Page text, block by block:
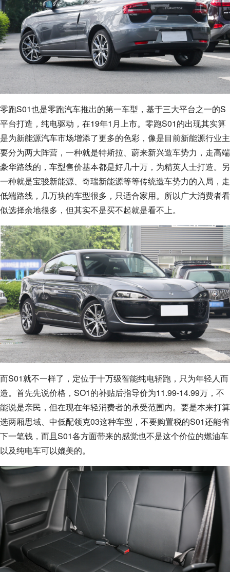
零跑S01也是零跑汽车推出的第一车型，基于三大平台之一的S
平台打造，纯电驱动，在19年1月上市。零跑S01的出现其实算
是为新能源汽车市场增添了更多的色彩，像是目前新能源行业主
要分为两大阵营，一种就是特斯拉、蔚来新兴造车势力，走高端
豪华路线的，车型售价基本都是好几十万，为精英人士打造。另
一种就是宝骏新能源、奇瑞新能源等等传统造车势力的入局，走
低端路线，几万块的车型很多，只适合家用。所以广大消费者看
似选择余地很多，但其实不是买不起就是看不上。
而S01就不一样了，定位于十万级智能纯电轿跑，只为年轻人而
造。首先先说价格，SO1的补贴后指导价为11.99-14.99万，不
能说是亲民，但在现在年轻消费者的承受范围内。要是本来打算
选两厢思域、中低配领克03这种车型，不要购置税的S01还能省
下一笔钱，而且S01各方面带来的感觉也不是这个价位的燃油车
以及纯电车可以媲美的。